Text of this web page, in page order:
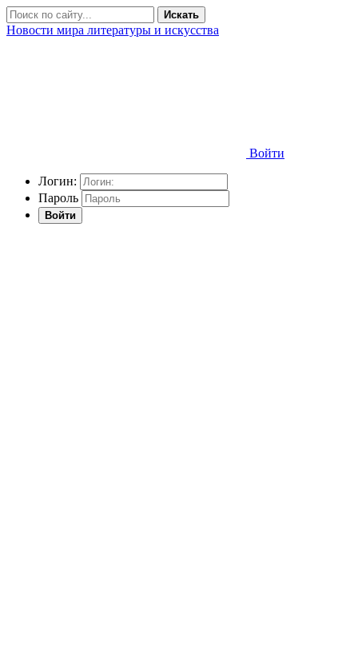
Искать
Новости мира литературы и искусства
Войти
Логин:
Пароль
Войти